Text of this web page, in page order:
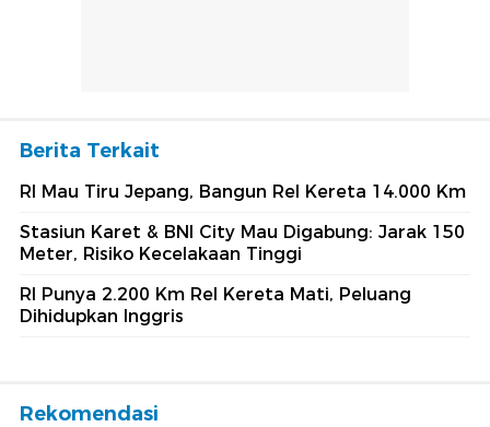
Berita Terkait
RI Mau Tiru Jepang, Bangun Rel Kereta 14.000 Km
Stasiun Karet & BNI City Mau Digabung: Jarak 150
Meter, Risiko Kecelakaan Tinggi
RI Punya 2.200 Km Rel Kereta Mati, Peluang
Dihidupkan Inggris
Rekomendasi